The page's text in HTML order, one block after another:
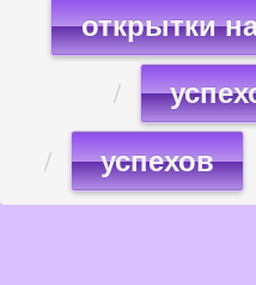
открытки
успехов